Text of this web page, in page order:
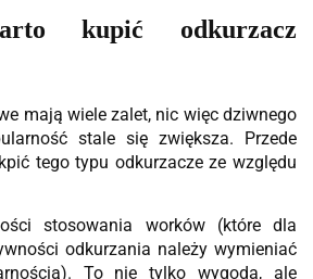
kupić odkurzacz
mają wiele zalet, nic więc dziwnego
stale się zwiększa. Przede
tego typu odkurzacze ze względu
stosowania worków (które dla
odkurzania należy wymieniać
To nie tylko wygoda, ale